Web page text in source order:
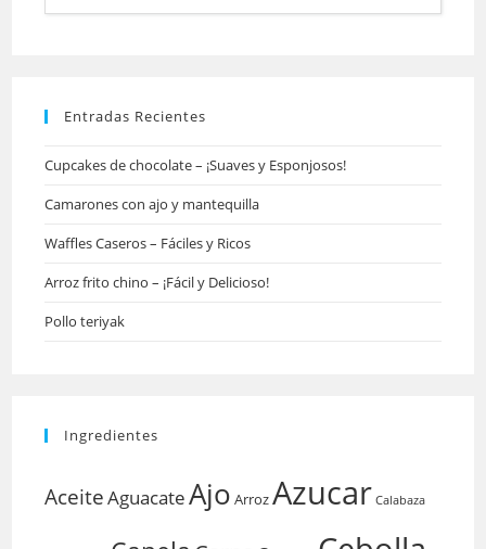
Entradas Recientes
Cupcakes de chocolate – ¡Suaves y Esponjosos!
Camarones con ajo y mantequilla
Waffles Caseros – Fáciles y Ricos
Arroz frito chino – ¡Fácil y Delicioso!
Pollo teriyak
Ingredientes
AceiteAguacateAjo ArrozAzucar Calabaza